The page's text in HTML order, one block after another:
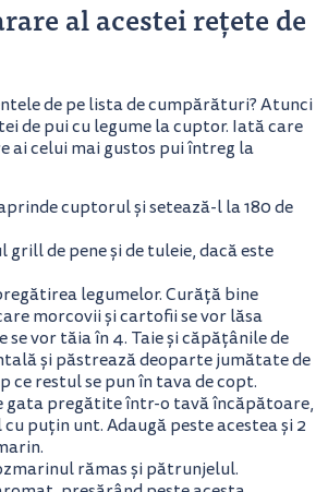
al acestei rețete de
de pe lista de cumpărături? Atunci
de pui cu legume la cuptor. Iată care
ai celui mai gustos pui întreg la
cuptorul și setează-l la 180 de
de pene și de tuleie, dacă este
legumelor. Curăță bine
morcovii și cartofii se vor lăsa
se vor tăia în 4. Taie și căpățânile de
și păstrează deoparte jumătate de
ce restul se pun în tava de copt.
gata pregătite într-o tavă încăpătoare,
puțin unt. Adaugă peste acestea și 2
rămas și pătrunjelul.